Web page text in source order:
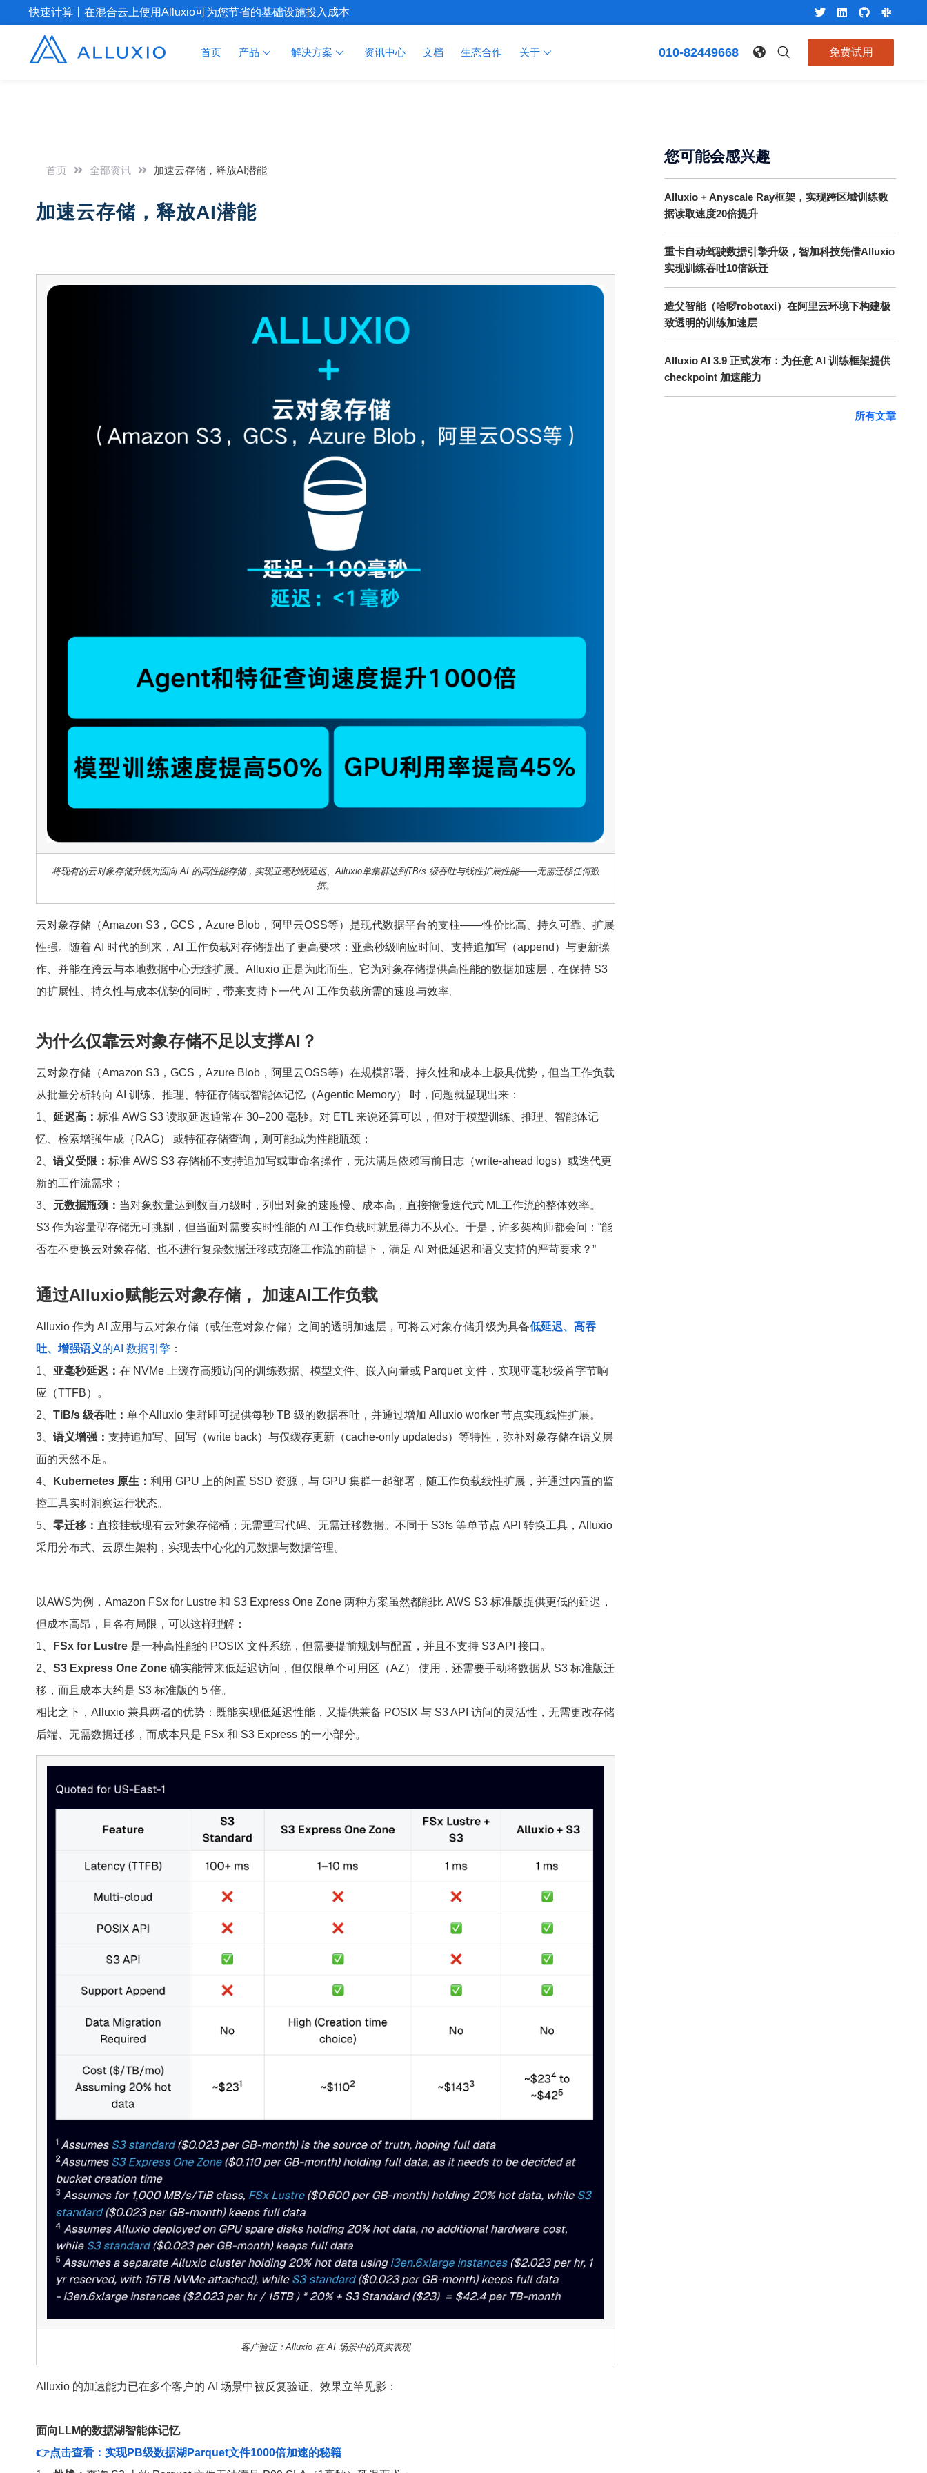
快速计算丨在混合云上使用Alluxio可为您节省的基础设施投入成本
首页 产品 解决方案 资讯中心 文档 生态合作 关于 010-82449668 免费试用
首页 全部资讯 加速云存储，释放AI潜能
加速云存储，释放AI潜能
将现有的云对象存储升级为面向 AI 的高性能存储，实现亚毫秒级延迟、Alluxio单集群达到TB/s 级吞吐与线性扩展性能——无需迁移任何数
据。
云对象存储（Amazon S3，GCS，Azure Blob，阿里云OSS等）是现代数据平台的支柱——性价比高、持久可靠、扩展
性强。随着 AI 时代的到来，AI 工作负载对存储提出了更高要求：亚毫秒级响应时间、支持追加写（append）与更新操
作、并能在跨云与本地数据中心无缝扩展。Alluxio 正是为此而生。它为对象存储提供高性能的数据加速层，在保持 S3
的扩展性、持久性与成本优势的同时，带来支持下一代 AI 工作负载所需的速度与效率。
为什么仅靠云对象存储不足以支撑AI？
云对象存储（Amazon S3，GCS，Azure Blob，阿里云OSS等）在规模部署、持久性和成本上极具优势，但当工作负载
从批量分析转向 AI 训练、推理、特征存储或智能体记忆（Agentic Memory） 时，问题就显现出来：
1、 延迟高： 标准 AWS S3 读取延迟通常在 30–200 毫秒。对 ETL 来说还算可以，但对于模型训练、推理、智能体记
忆、检索增强生成（RAG） 或特征存储查询，则可能成为性能瓶颈；
2、 语义受限： 标准 AWS S3 存储桶不支持追加写或重命名操作，无法满足依赖写前日志（write-ahead logs）或迭代更
新的工作流需求；
3、 元数据瓶颈： 当对象数量达到数百万级时，列出对象的速度慢、成本高，直接拖慢迭代式 ML工作流的整体效率。
S3 作为容量型存储无可挑剔，但当面对需要实时性能的 AI 工作负载时就显得力不从心。于是，许多架构师都会问：“能
否在不更换云对象存储、也不进行复杂数据迁移或克隆工作流的前提下，满足 AI 对低延迟和语义支持的严苛要求？”
通过Alluxio赋能云对象存储， 加速AI工作负载
Alluxio 作为 AI 应用与云对象存储（或任意对象存储）之间的透明加速层，可将云对象存储升级为具备低延迟、高吞
吐、增强语义的AI 数据引擎 ：
1、 亚毫秒延迟： 在 NVMe 上缓存高频访问的训练数据、模型文件、嵌入向量或 Parquet 文件，实现亚毫秒级首字节响
应（TTFB）。
2、 TiB/s 级吞吐： 单个Alluxio 集群即可提供每秒 TB 级的数据吞吐，并通过增加 Alluxio worker 节点实现线性扩展。
3、 语义增强： 支持追加写、回写（write back）与仅缓存更新（cache-only updateds）等特性，弥补对象存储在语义层
面的天然不足。
4、
Kubernetes 原生： 利用 GPU 上的闲置 SSD 资源，与 GPU 集群一起部署，随工作负载线性扩展，并通过内置的监
控工具实时洞察运行状态。
5、 零迁移： 直接挂载现有云对象存储桶；无需重写代码、无需迁移数据。不同于 S3fs 等单节点 API 转换工具，Alluxio
采用分布式、云原生架构，实现去中心化的元数据与数据管理。
以AWS为例，Amazon FSx for Lustre 和 S3 Express One Zone 两种方案虽然都能比 AWS S3 标准版提供更低的延迟，
但成本高昂，且各有局限，可以这样理解：
1、
FSx for Lustre 是一种高性能的 POSIX 文件系统，但需要提前规划与配置，并且不支持 S3 API 接口。
2、 S3 Express One Zone 确实能带来低延迟访问，但仅限单个可用区（AZ） 使用，还需要手动将数据从 S3 标准版迁
移，而且成本大约是 S3 标准版的 5 倍。
相比之下，Alluxio 兼具两者的优势：既能实现低延迟性能，又提供兼备 POSIX 与 S3 API 访问的灵活性，无需更改存储
后端、无需数据迁移，而成本只是 FSx 和 S3 Express 的一小部分。
客户验证：Alluxio 在 AI 场景中的真实表现
Alluxio 的加速能力已在多个客户的 AI 场景中被反复验证、效果立竿见影：
面向LLM的数据湖智能体记忆
👉点击查看：实现PB级数据湖Parquet文件1000倍加速的秘籍
您可能会感兴趣
Alluxio + Anyscale Ray框架，实现跨区域训练数
据读取速度20倍提升
重卡自动驾驶数据引擎升级，智加科技凭借Alluxio
实现训练吞吐10倍跃迁
造父智能（哈啰robotaxi）在阿里云环境下构建极
致透明的训练加速层
Alluxio AI 3.9 正式发布：为任意 AI 训练框架提供
checkpoint 加速能力
所有文章